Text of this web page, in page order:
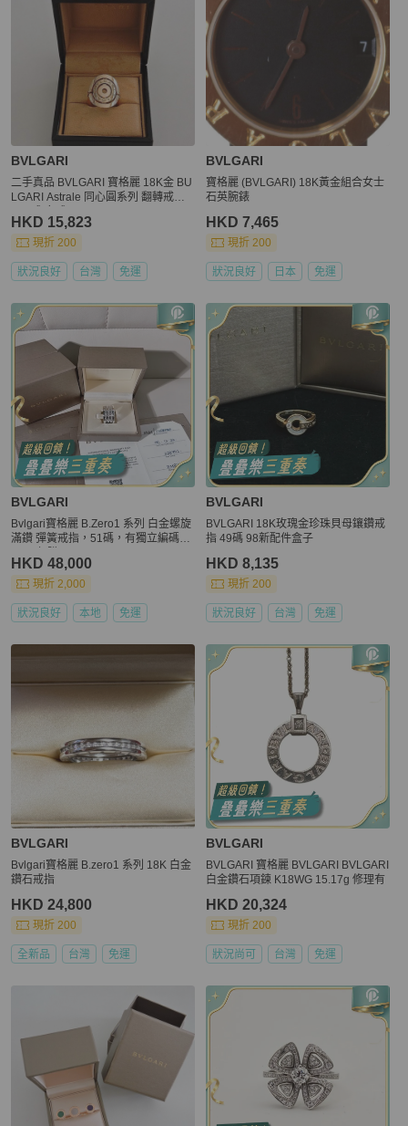
BVLGARI
二手真品 BVLGARI 寶格麗 18K金 BU
LGARI Astrale 同心圓系列 翻轉戒指 5
HKD 15,823
現折 200
狀況良好 台灣 免運
BVLGARI
寶格麗 (BVLGARI) 18K黃金組合女士
石英腕錶
HKD 7,465
現折 200
狀況良好 日本 免運
BVLGARI
Bvlgari寶格麗 B.Zero1 系列 白金螺旋
滿鑽 彈簧戒指，51碼，有獨立編碼，
HKD 48,000
現折 2,000
狀況良好 本地 免運
BVLGARI
BVLGARI 18K玫瑰金珍珠貝母鑲鑽戒
指 49碼 98新配件盒子
HKD 8,135
現折 200
狀況良好 台灣 免運
BVLGARI
Bvlgari寶格麗 B.zero1 系列 18K 白金
鑽石戒指
HKD 24,800
現折 200
全新品 台灣 免運
BVLGARI
BVLGARI 寶格麗 BVLGARI BVLGARI
白金鑽石項鍊 K18WG 15.17g 修理有
HKD 20,324
現折 200
狀況尚可 台灣 免運